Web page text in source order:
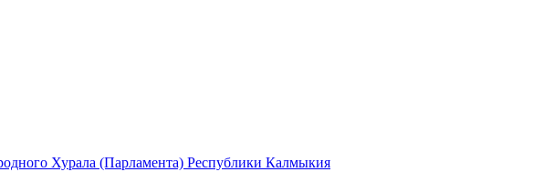
Хурала (Парламента) Республики Калмыкия